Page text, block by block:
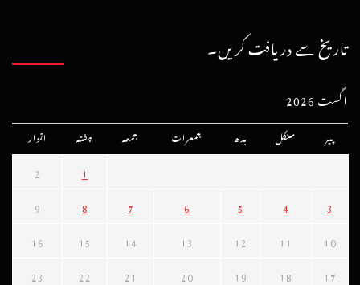
تاریخ سے دریافت کریں۔
اگست 2026
پیر منگل بدھ جمعرات جمعہ ہفتہ اتوار
1
2
3
4
5
6
7
8
9
10
11
12
13
14
15
16
17
18
19
20
21
22
23